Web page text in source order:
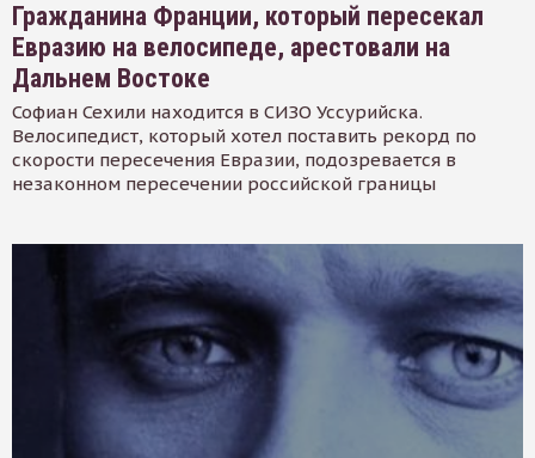
Гражданина Франции, который пересекал
Евразию на велосипеде, арестовали на
Дальнем Востоке
Софиан Сехили находится в СИЗО Уссурийска.
Велосипедист, который хотел поставить рекорд по
скорости пересечения Евразии, подозревается в
незаконном пересечении российской границы